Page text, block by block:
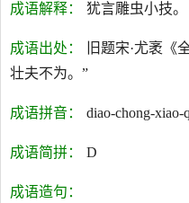
成语解释： 犹言雕虫小技。
成语出处：
旧题宋·尤袤《
壮夫不为。”
成语拼音： diao-chong-xiao-
成语简拼： D
成语造句：